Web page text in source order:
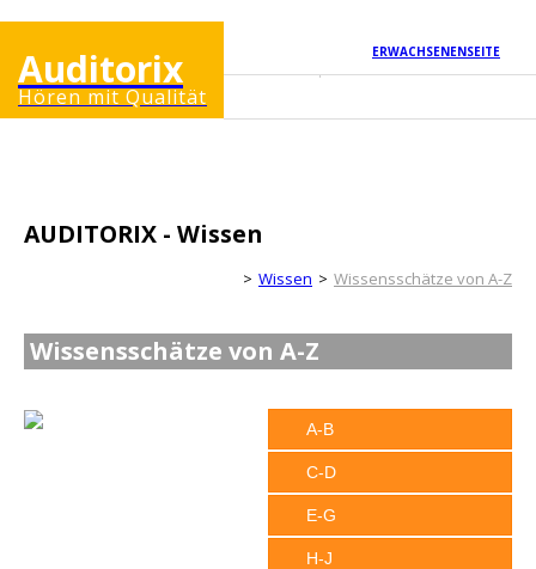
ERWACHSENENSEITE
Auditorix
Hören mit Qualität
AUDITORIX - Wissen
KinderseiteWissen Wissensschätze von A-Z
Wissensschätze von A-Z
A-B
C-D
E-G
H-J